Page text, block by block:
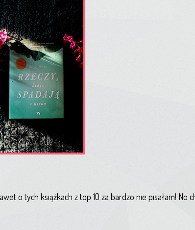
o tych książkach z top 10 za bardzo nie pisałam! No